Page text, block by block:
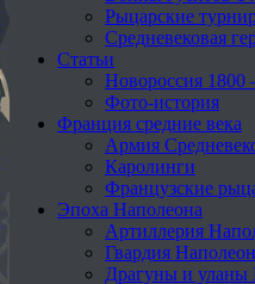
Рыцарские
Средневековая
Статьи
Новороссия 1800
Фото-история
Франция средние века
Армия
Каролинги
Французские
Эпоха Наполеона
Артиллерия
Гвардия
Драгуны и уланы